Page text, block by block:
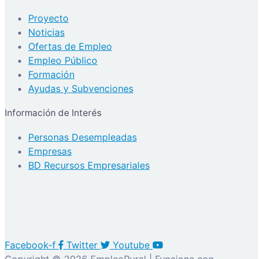
Proyecto
Noticias
Ofertas de Empleo
Empleo Público
Formación
Ayudas y Subvenciones
Información de Interés
Personas Desempleadas
Empresas
BD Recursos Empresariales
Facebook-f Twitter
Youtube